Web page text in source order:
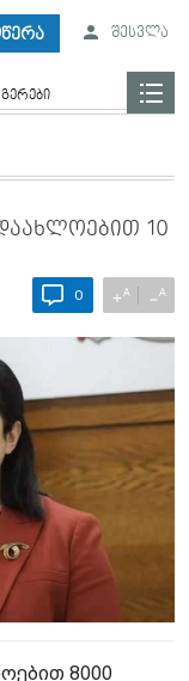
შესვლა
10
0 +A −A
8000